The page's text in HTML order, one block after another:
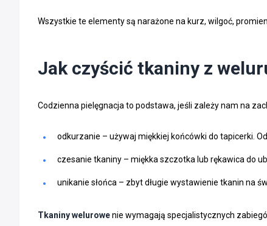
Wszystkie te elementy są narażone na kurz, wilgoć,
Jak czyścić tkaniny z
Codzienna pielęgnacja to podstawa, jeśli zależy nam na
odkurzanie – używaj miękkiej końcówki do tapicerki.
czesanie tkaniny – miękka szczotka lub rękawica do
unikanie słońca – zbyt długie wystawienie tkanin na
Tkaniny welurowenie wymagają specjalistycznych